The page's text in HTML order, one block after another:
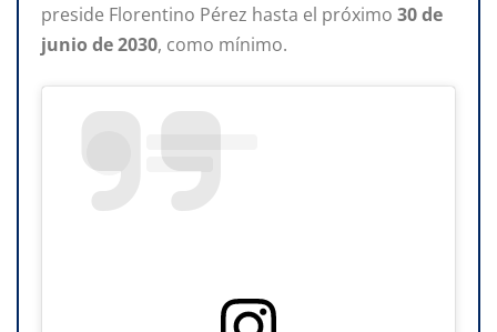
preside Florentino Pérez hasta el próximo 30 de
junio de 2030, como mínimo.